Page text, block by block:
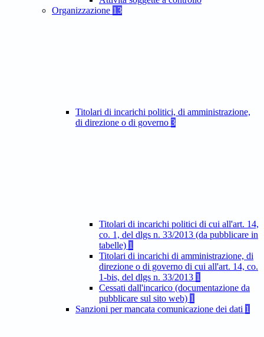
Organizzazione 13
Titolari di incarichi politici, di amministrazione,
di direzione o di governo 3
Titolari di incarichi politici di cui all'art. 14,
co. 1, del dlgs n. 33/2013 (da pubblicare in
tabelle) 1
Titolari di incarichi di amministrazione, di
direzione o di governo di cui all'art. 14, co.
1-bis, del dlgs n. 33/2013 1
Cessati dall'incarico (documentazione da
pubblicare sul sito web) 1
Sanzioni per mancata comunicazione dei dati 1